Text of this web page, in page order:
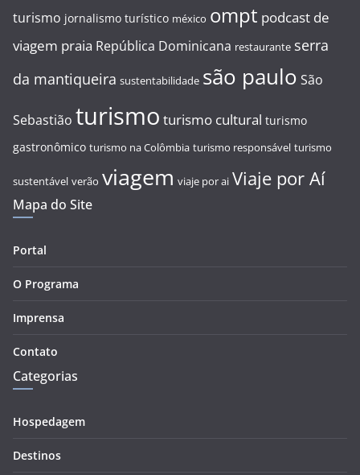
turismo jornalismo turístico méxico ompt podcast de
viagem praia República Dominicana restaurante serra
da mantiqueira sustentabilidade são paulo São
Sebastião turismo turismo cultural turismo
gastronômico turismo na Colômbia turismo responsável turismo
sustentável verão viagem viaje por ai Viaje por Aí
Mapa do Site
Portal
O Programa
Imprensa
Contato
Categorias
Hospedagem
Destinos